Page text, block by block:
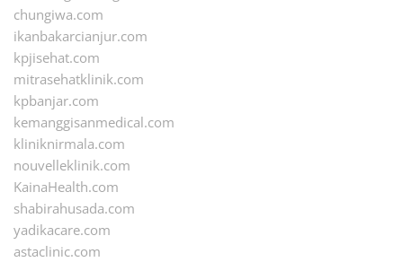
chungiwa.com
ikanbakarcianjur.com
kpjisehat.com
mitrasehatklinik.com
kpbanjar.com
kemanggisanmedical.com
kliniknirmala.com
nouvelleklinik.com
KainaHealth.com
shabirahusada.com
yadikacare.com
astaclinic.com